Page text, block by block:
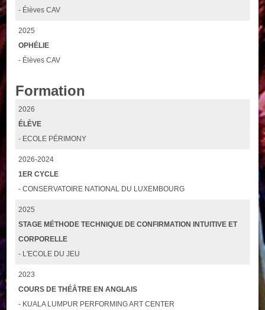
- Élèves CAV
2025
OPHÉLIE
- Élèves CAV
Formation
2026
ÉLÈVE
- ECOLE PÉRIMONY
2026-2024
1ER CYCLE
- CONSERVATOIRE NATIONAL DU LUXEMBOURG
2025
STAGE MÉTHODE TECHNIQUE DE CONFIRMATION INTUITIVE ET
CORPORELLE
- L'ECOLE DU JEU
2023
COURS DE THÉÂTRE EN ANGLAIS
- KUALA LUMPUR PERFORMING ART CENTER